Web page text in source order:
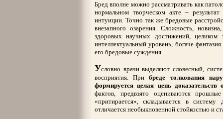
Бред вполне можно рассматривать как
нормальном творческом акте –
интуиции. Точно так же бредовые
внезапного озарения. Сложность,
здоровых научных достижений,
интеллектуальный уровень, богаче
его бредовые суждения.
Условно врачи выделяют словесный,
восприятия. Прибреде толкования
формируется целая цепь доказательств
фактов, предвзято оцениваются
«притирается», складывается в
отличается необыкновенной стойкостью и